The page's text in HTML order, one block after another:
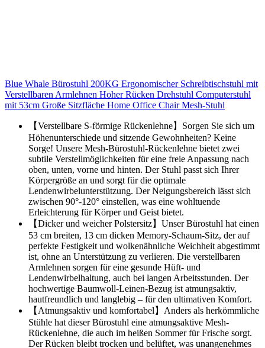
Blue Whale Bürostuhl 200KG Ergonomischer Schreibtischstuhl mit
Verstellbaren Armlehnen Hoher Rücken Drehstuhl Computerstuhl
mit 53cm Große Sitzfläche Home Office Chair Mesh-Stuhl
【Verstellbare S-förmige Rückenlehne】Sorgen Sie sich um
Höhenunterschiede und sitzende Gewohnheiten? Keine
Sorge! Unsere Mesh-Bürostuhl-Rückenlehne bietet zwei
subtile Verstellmöglichkeiten für eine freie Anpassung nach
oben, unten, vorne und hinten. Der Stuhl passt sich Ihrer
Körpergröße an und sorgt für die optimale
Lendenwirbelunterstützung. Der Neigungsbereich lässt sich
zwischen 90°-120° einstellen, was eine wohltuende
Erleichterung für Körper und Geist bietet.
【Dicker und weicher Polstersitz】Unser Bürostuhl hat einen
53 cm breiten, 13 cm dicken Memory-Schaum-Sitz, der auf
perfekte Festigkeit und wolkenähnliche Weichheit abgestimmt
ist, ohne an Unterstützung zu verlieren. Die verstellbaren
Armlehnen sorgen für eine gesunde Hüft- und
Lendenwirbelhaltung, auch bei langen Arbeitsstunden. Der
hochwertige Baumwoll-Leinen-Bezug ist atmungsaktiv,
hautfreundlich und langlebig – für den ultimativen Komfort.
【Atmungsaktiv und komfortabel】Anders als herkömmliche
Stühle hat dieser Bürostuhl eine atmungsaktive Mesh-
Rückenlehne, die auch im heißen Sommer für Frische sorgt.
Der Rücken bleibt trocken und belüftet, was unangenehmes